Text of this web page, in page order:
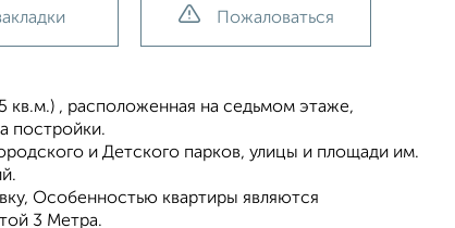
Пожаловаться
кв.м.) , расположенная на седьмом этаже,
постройки.
и Детского парков, улицы и площади им.
Особенностью квартиры являются
3 Метра.